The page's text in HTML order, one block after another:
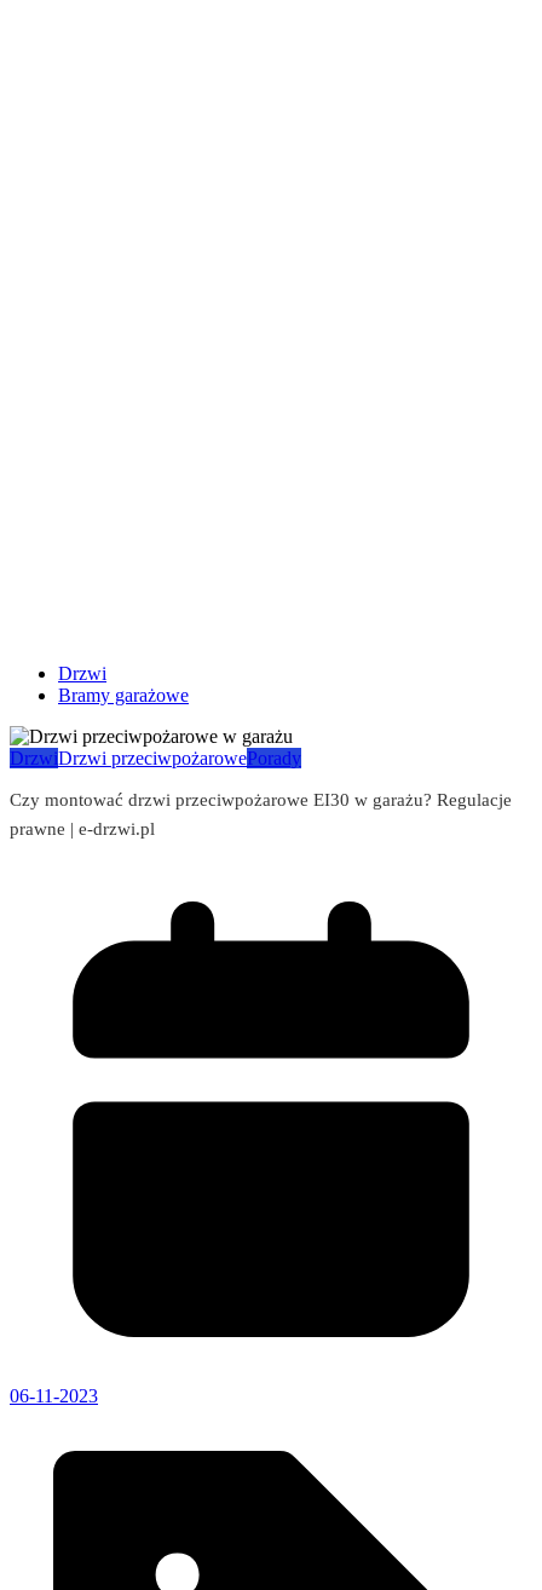
Drzwi
Bramy garażowe
DrzwiDrzwi przeciwpożarowePorady
Czy montować drzwi przeciwpożarowe EI30 w garażu? Regulacje
prawne | e-drzwi.pl
06-11-2023